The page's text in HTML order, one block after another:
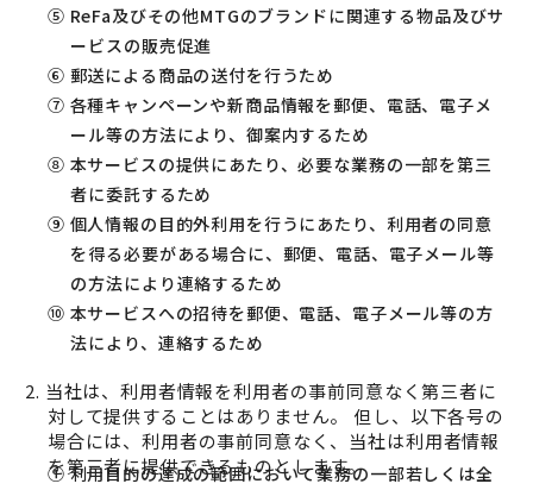
⑤ ReFa及びその他MTGのブランドに関連する物品及びサ
ービスの販売促進
⑥ 郵送による商品の送付を行うため
⑦ 各種キャンペーンや新商品情報を郵便、電話、電子メ
ール等の方法により、御案内するため
⑧ 本サービスの提供にあたり、必要な業務の一部を第三
者に委託するため
⑨ 個人情報の目的外利用を行うにあたり、利用者の同意
を得る必要がある場合に、郵便、電話、電子メール等
の方法により連絡するため
⑩ 本サービスへの招待を郵便、電話、電子メール等の方
法により、連絡するため
2. 当社は、利用者情報を利用者の事前同意なく第三者に
対して提供することはありません。 但し、以下各号の
場合には、利用者の事前同意なく、当社は利用者情報
を第三者に提供できるものとします。
① 利用目的の達成の範囲において業務の一部若しくは全